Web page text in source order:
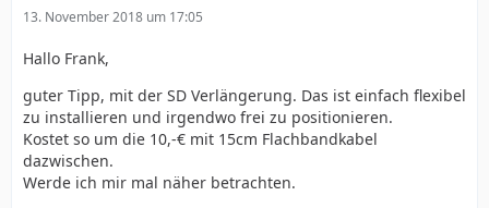
13. November 2018 um 17:05
Hallo Frank,
guter Tipp, mit der SD Verlängerung. Das ist einfach flexibel
zu installieren und irgendwo frei zu positionieren.
Kostet so um die 10,-€ mit 15cm Flachbandkabel
dazwischen.
Werde ich mir mal näher betrachten.